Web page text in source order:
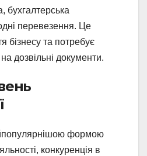
бухгалтерська
перевезення. Це
бізнесу та потребує
дозвільні документи.
формою
конкуренція в